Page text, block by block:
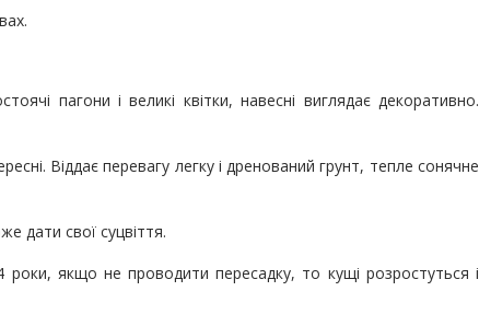
пагони і великі квітки, навесні виглядає декоративно.
Віддає перевагу легку і дренований грунт, тепле сонячне
дати свої суцвіття.
якщо не проводити пересадку, то кущі розростуться і